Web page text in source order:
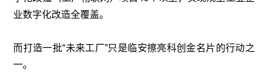
业数字化改造全覆盖。
而打造一批“未来工厂”只是临安擦亮科创金名片的行动之
一。